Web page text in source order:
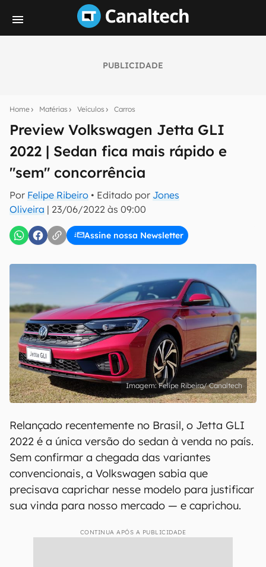
PUBLICIDADE
Home Matérias Veículos Carros
Preview Volkswagen Jetta GLI
2022 | Sedan fica mais rápido e
"sem" concorrência
Por Felipe Ribeiro • Editado por Jones
Oliveira | 23/06/2022 às 09:00
Assine nossa Newsletter
notícias e reviews sobre tecnologia em primeira
mão.
E-mail
inscreva-se
Confirmo que li, aceito e concordo com os Termos de
Uso e Política de Privacidade do Canaltech.
Felipe Ribeiro/ Canaltech
Relançado recentemente no Brasil, o Jetta GLI
2022 é a única versão do sedan à venda no país.
Sem confirmar a chegada das variantes
convencionais, a Volkswagen sabia que
precisava caprichar nesse modelo para justificar
sua vinda para nosso mercado — e caprichou.
CONTINUA APÓS A PUBLICIDADE